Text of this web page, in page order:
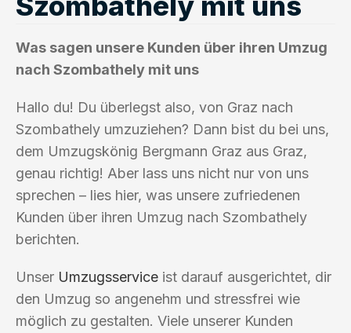
Was sagen unsere Kunden über ihren Umzug
nach Szombathely mit uns
Hallo du! Du überlegst also, von Graz nach
Szombathely umzuziehen? Dann bist du bei uns,
dem Umzugskönig Bergmann Graz aus Graz,
genau richtig! Aber lass uns nicht nur von uns
sprechen – lies hier, was unsere zufriedenen
Kunden über ihren Umzug nach Szombathely
berichten.
Unser Umzugsservice ist darauf ausgerichtet, dir
den Umzug so angenehm und stressfrei wie
möglich zu gestalten. Viele unserer Kunden